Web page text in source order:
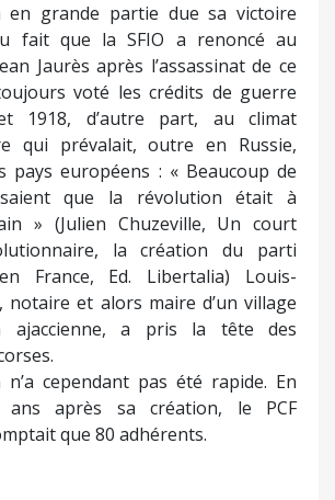
en grande partie due sa victoire
fait que la SFIO a renoncé au
Jaurès après l’assassinat de ce
voté les crédits de guerre
1918, d’autre part, au climat
qui prévalait, outre en Russie,
pays européens : « Beaucoup de
que la révolution était à
» (Julien Chuzeville, Un court
la création du parti
France, Ed. Libertalia) Louis-
notaire et alors maire d’un village
ajaccienne, a pris la tête des
n’a cependant pas été rapide. En
ans après sa création, le PCF
que 80 adhérents.